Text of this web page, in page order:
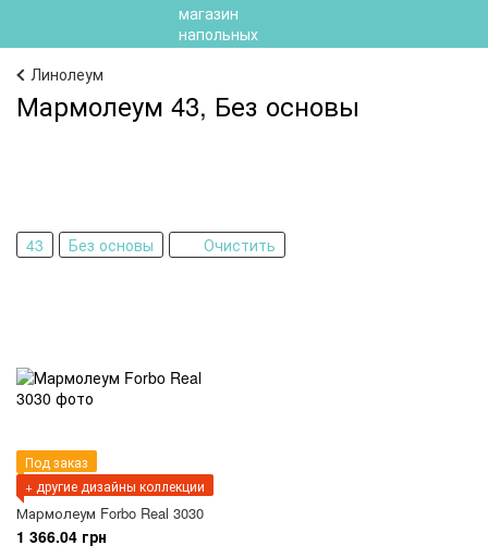
Линолеум
Мармолеум 43, Без основы
43 Без основы Очистить
Под заказ
+ другие дизайны коллекции
Мармолеум Forbo Real 3030
1 366.04 грн